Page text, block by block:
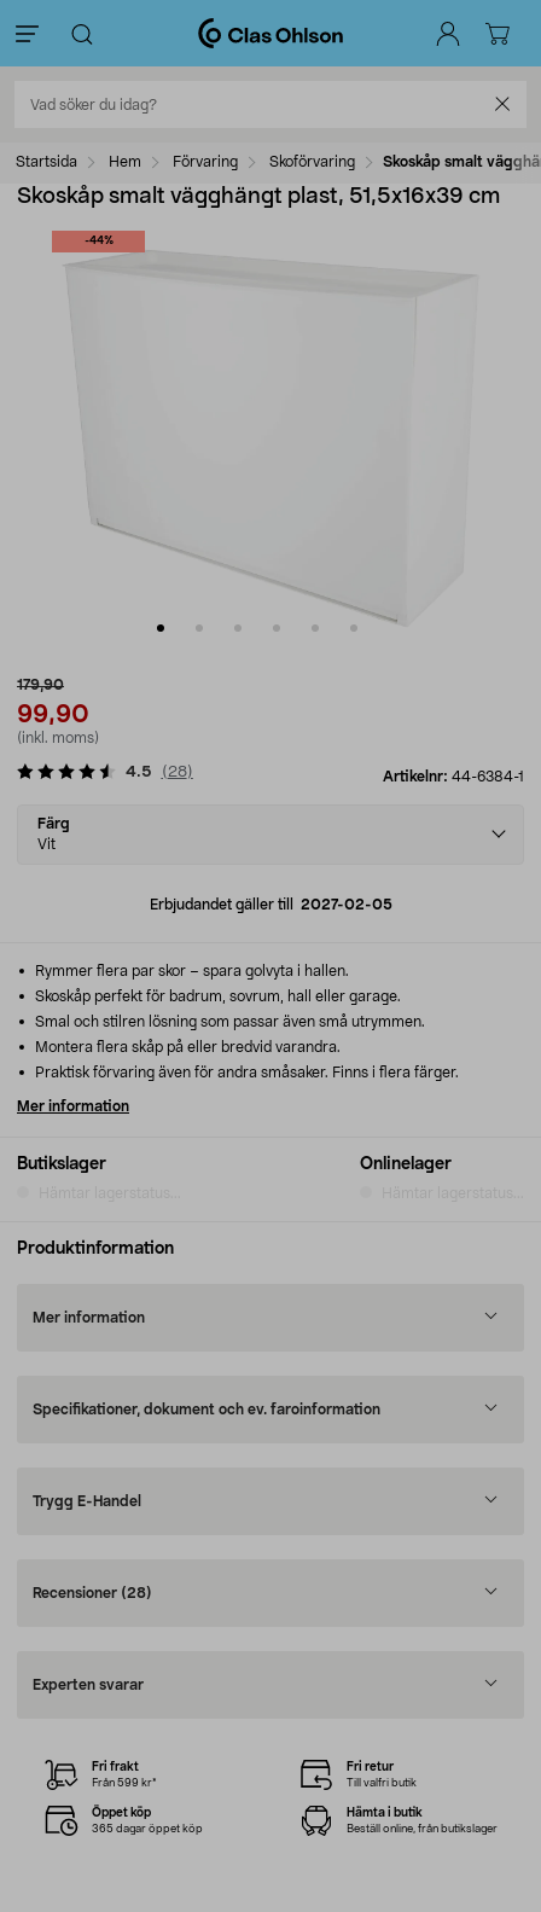
Startsida Hem Förvaring Skoförvaring Skoskåp smalt
Skoskåp smalt vägghängt plast, 51,5x16x39 cm
-44%
179,90
99,90
(inkl. moms)
Artikelnr: 44-6384-1
4.5 ( 28)
Select
variant
Färg
Vit
Erbjudandet gäller till 2027-02-05
Butikslager Onlinelager
Rymmer flera par skor – spara golvyta i hallen.
Skoskåp perfekt för badrum, sovrum, hall eller garage.
Smal och stilren lösning som passar även små utrymmen.
Montera flera skåp på eller bredvid varandra.
Praktisk förvaring även för andra småsaker. Finns i flera färger.
Mer information
Produktinformation
Mer information
Specifikationer, dokument och ev. faroinformation
Trygg E-Handel
Recensioner (28)
Experten svarar
Fri frakt
Från 599 kr*
Fri retur
Till valfri butik
Öppet köp
365 dagar öppet köp
Hämta i butik
Beställ online, från butikslager